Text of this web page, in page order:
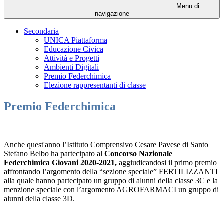
Menu di
navigazione
Secondaria
UNICA Piattaforma
Educazione Civica
Attività e Progetti
Ambienti Digitali
Premio Federchimica
Elezione rappresentanti di classe
Premio Federchimica
Anche quest'anno l’Istituto Comprensivo Cesare Pavese di Santo
Stefano Belbo ha partecipato al Concorso Nazionale
Federchimica Giovani 2020-2021, aggiudicandosi il primo premio
affrontando l’argomento della “sezione speciale” FERTILIZZANTI
alla quale hanno partecipato un gruppo di alunni della classe 3C e la
menzione speciale con l’argomento AGROFARMACI un gruppo di
alunni della classe 3D.